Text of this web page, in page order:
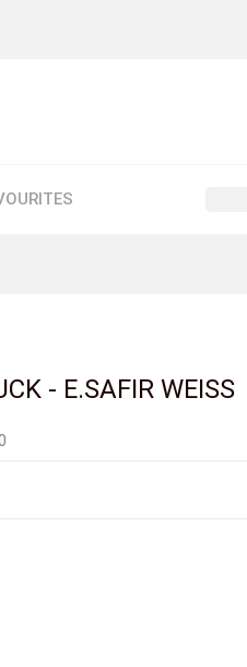
- E.SAFIR WEISS